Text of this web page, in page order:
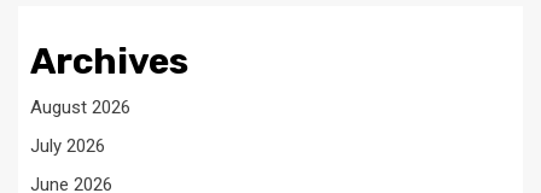
Archives
August 2026
July 2026
June 2026